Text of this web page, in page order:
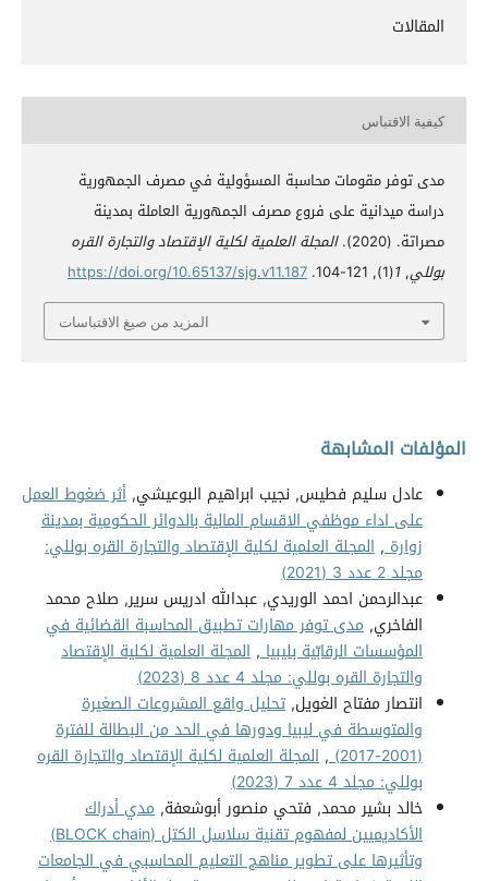
المقالات
كيفية الاقتباس
مدى توفر مقومات محاسبة المسؤولية في مصرف الجمهورية
دراسة ميدانية على فروع مصرف الجمهورية العاملة بمدينة
مصراتة. (2020).
المجلة العلمية لكلية الإقتصاد والتجارة القره
بوللي,
1
(1), 121-104.
https://doi.org/10.65137/sjg.v11.187
المزيد من صيغ الاقتباسات
المؤلفات المشابهة
عادل سليم فطيس, نجيب ابراهيم البوعيشي, أثر ضغوط العمل
على اداء موظفي الاقسام المالية بالدوائر الحكومية بمدينة
زوارة, المجلة العلمية لكلية الإقتصاد والتجارة القره بوللي:
مجلد 2 عدد 3 (2021)
عبدالرحمن احمد الوريدي, عبدالله ادريس سرير, صلاح محمد
الفاخري, مدى توفر مهارات تطبيق المحاسبة القضائية في
المؤسسات الرقابّية بليبيا, المجلة العلمية لكلية الإقتصاد
والتجارة القره بوللي: مجلد 4 عدد 8 (2023)
انتصار مفتاح الغويل, تحليل واقع المشروعات الصغيرة
والمتوسطة في ليبيا ودورها في الحد من البطالة للفترة
(2001-2017)
, المجلة العلمية لكلية الإقتصاد والتجارة القره
بوللي: مجلد 4 عدد 7 (2023)
خالد بشير محمد, فتحي منصور أبوشعفة, مدي أدراك
الأكاديميين لمفهوم تقنية سلاسل الكتل (BLOCK chain)
وتأثيرها على تطوير مناهج التعليم المحاسبي في الجامعات